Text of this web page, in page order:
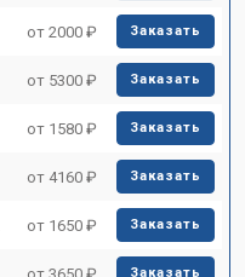
от 2000 ₽ Заказать
от 5300 ₽ Заказать
от 1580 ₽ Заказать
от 4160 ₽ Заказать
от 1650 ₽ Заказать
от 3650 ₽ Заказать